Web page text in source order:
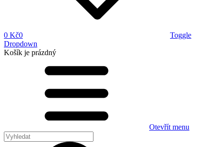
0 Kč0
Toggle
Dropdown
Košík je prázdný
Otevřít menu